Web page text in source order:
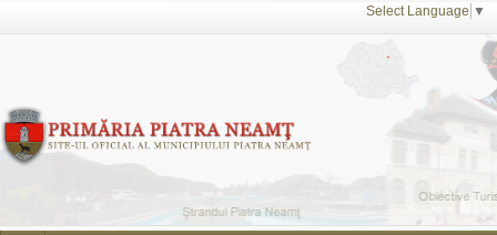
Select Language ▼